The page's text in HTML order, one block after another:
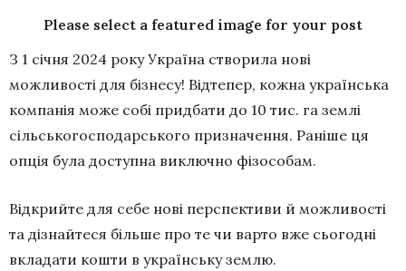
Please select a featured image for your post
З 1 січня 2024 року Україна створила нові
можливості для бізнесу! Відтепер, кожна українська
компанія може собі придбати до 10 тис. га землі
сільськогосподарського призначення. Раніше ця
опція була доступна виключно фізособам.
Відкрийте для себе нові перспективи й можливості
та дізнайтеся більше про те чи варто вже сьогодні
вкладати кошти в українську землю.